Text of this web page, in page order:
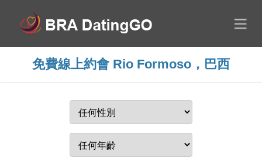
免費線上約會 Rio Formoso，巴西